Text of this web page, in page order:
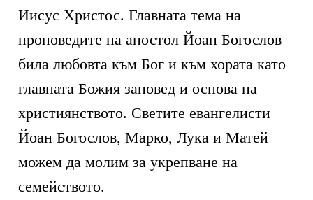
Иисус Христос. Главната тема на
проповедите на апостол Йоан Богослов
била любовта към Бог и към хората като
главната Божия заповед и основа на
християнството. Светите евангелисти
Йоан Богослов, Марко, Лука и Матей
можем да молим за укрепване на
семейството.